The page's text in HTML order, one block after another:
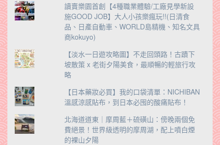
讀賣樂園首創【4種職業體驗/工廠見學新設
施GOOD JOB】大人小孩樂瘋玩!!(日清食
品、日產自動車、WORLD島精機、知名文具
商kokuyo)
【淡水一日遊攻略圖】不走回頭路！古蹟下
坡散策 x 老街夕陽美食，最順暢的輕旅行攻
略
【日本藥妝必買】我的口袋清單：NICHIBAN
溫感涼感貼布，到日本必囤的酸痛貼布！
北海道道東｜摩周藍＋硫磺山：傍晚兩個免
費絕景！世界級透明的摩周湖，配上噴白煙
的裸山夕陽